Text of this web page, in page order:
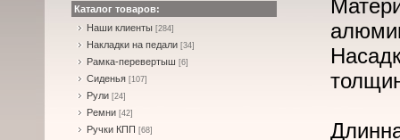
Каталог товаров:
Наши клиенты [284]
Накладки на педали [34]
Рамка-перевертыш [6]
Сиденья [107]
Рули [24]
Ремни [42]
Ручки КПП [68]